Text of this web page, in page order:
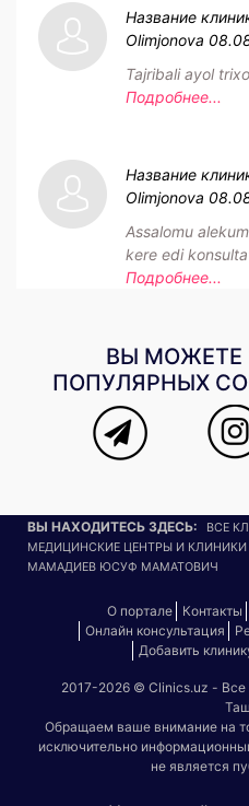
Название
Olimjonova
Tajribali ayol
Подробнее...
Название
Olimjonova
Assalomu
kere edi
Подробнее...
ВЫ МОЖЕТЕ
ПОПУЛЯРНЫХ
ВЫ НАХОДИТЕСЬ ЗДЕСЬ:
ВСЕ
МЕДИЦИНСКИЕ ЦЕНТРЫ И КЛИНИКИ
МАМАДИЕВ ЮСУФ МАМАТОВИЧ
О портале Контакты
Онлайн консультация
Добавить
2017-2026 © Clinics.uz - Все
Обращаем ваше внимание на
исключительно
не является